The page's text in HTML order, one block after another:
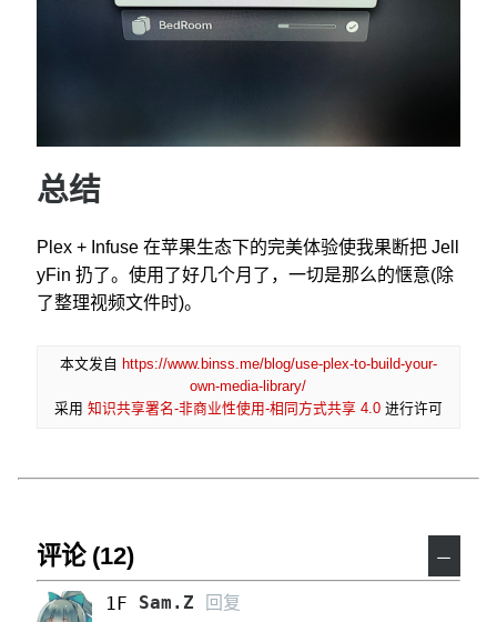
总结
Plex + Infuse 在苹果生态下的完美体验使我果断把 Jell
yFin 扔了。使用了好几个月了，一切是那么的惬意(除
了整理视频文件时)。
本文发自 https://www.binss.me/blog/use-plex-to-build-your-
own-media-library/
采用 知识共享署名-非商业性使用-相同方式共享 4.0进行许可
评论 (12) －
1F Sam.Z 回复